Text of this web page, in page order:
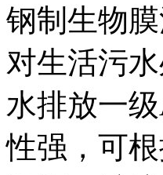
钢制生物
对生活污
水排放一
性强，可